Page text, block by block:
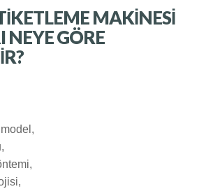
MAKINESI
NEYE GÖRE